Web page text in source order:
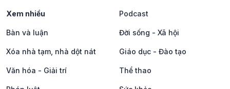
Xem nhiều Podcast
Bàn và luận Đời sống - Xã hội
Xóa nhà tạm, nhà dột nát Giáo dục - Đào tạo
Văn hóa - Giải trí Thể thao